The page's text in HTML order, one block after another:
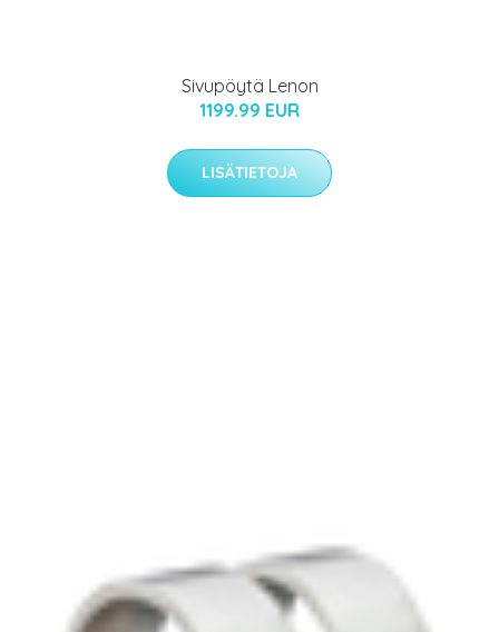
Sivupöytä Lenon
1199.99 EUR
LISÄTIETOJA